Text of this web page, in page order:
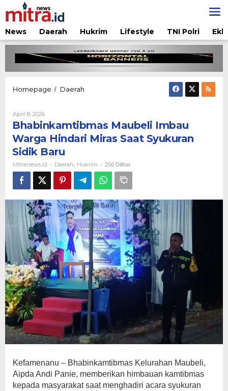
Lewati
ke
konten
News
Daerah Hukrim Lifestyle TNI Polri
Homepage / Daerah
Hindari
Miras
Saat
Sidik
Baru
April 8, 2026Oleh
Mitranews.id
Bhabinkamtibmas Maubeli Imbau
Warga Hindari Miras Saat Syukuran
Sidik Baru
Mitranews.id - Daerah Hukrim - 256 Dilihat
Kefamenanu – Bhabinkamtibmas Kelurahan Maubeli,
Aipda Andi Panie, memberikan himbauan kamtibmas
kepada masyarakat saat menghadiri acara syukuran